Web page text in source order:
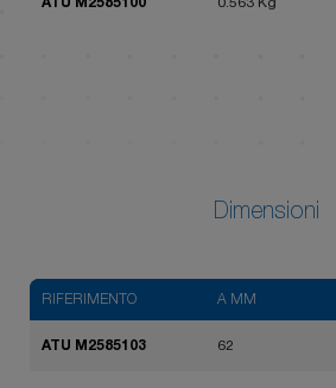
ATU M2585100 0.563 Kg
Dimensioni
RIFERIMENTO A MM
ATU M2585103 62